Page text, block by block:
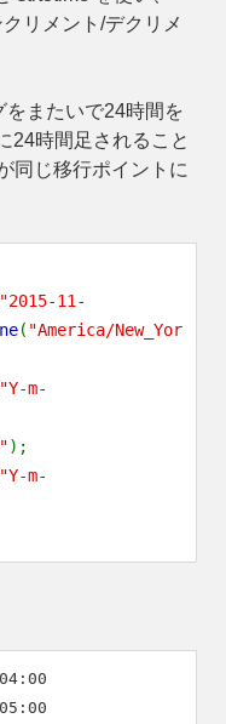
リメント/デクリメ
をまたいで24時間を
24時間足されること
同じ移行ポイントに
"2015-11-
( "America/New_Yor
"Y-m-
);
"Y-m-